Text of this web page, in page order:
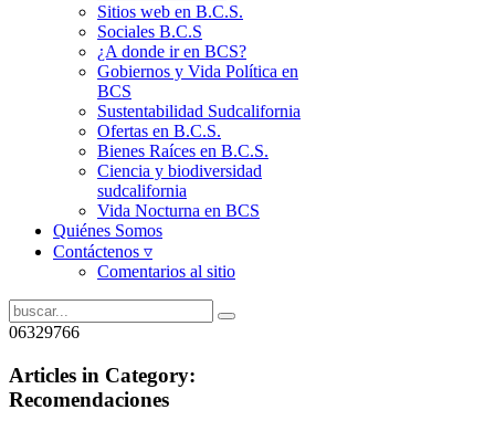
Sitios web en B.C.S.
Sociales B.C.S
¿A donde ir en BCS?
Gobiernos y Vida Política en
BCS
Sustentabilidad Sudcalifornia
Ofertas en B.C.S.
Bienes Raíces en B.C.S.
Ciencia y biodiversidad
sudcalifornia
Vida Nocturna en BCS
Quiénes Somos
Contáctenos ▿
Comentarios al sitio
06329766
Articles in Category:
Recomendaciones